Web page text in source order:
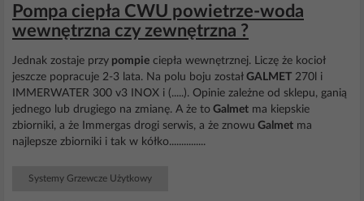
Pompa ciepła CWU powietrze-woda
wewnętrzna czy zewnętrzna ?
Jednak zostaje przy pompie ciepła wewnętrznej. Liczę że kocioł
jeszcze popracuje 2-3 lata. Na polu boju został GALMET 270l i
IMMERWATER 300 v3 INOX i (.....). Opinie zależne od sklepu, ganią
jednego lub drugiego na zmianę. A że to Galmet ma kiepskie
zbiorniki, a że Immergas drogi serwis, a że znowu Galmet ma
najlepsze zbiorniki i tak w kółko...............
Systemy Grzewcze Użytkowy